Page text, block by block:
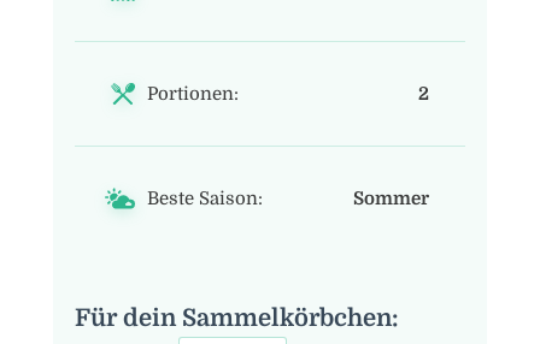
Portionen: 2
Beste Saison: Sommer
Für dein Sammelkörbchen: